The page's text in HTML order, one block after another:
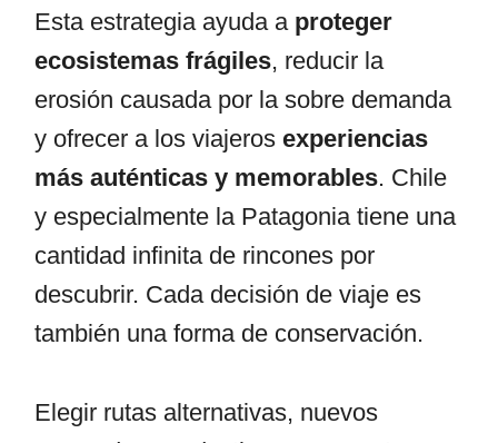
Esta estrategia ayuda a proteger
ecosistemas frágiles, reducir la
erosión causada por la sobre demanda
y ofrecer a los viajerosexperiencias
más auténticas y memorables. Chile
y especialmente la Patagonia tiene una
cantidad infinita de rincones por
descubrir. Cada decisión de viaje es
también una forma de conservación.
Elegir rutas alternativas, nuevos